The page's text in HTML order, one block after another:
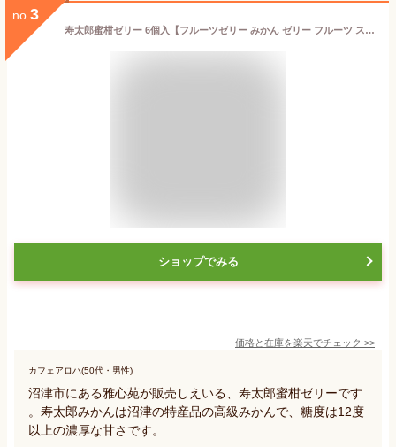
no. 3
寿太郎蜜柑ゼリー 6個入【フルーツゼリー みかん ゼリー フルーツ スイーツ】【ギフト プチギフト プレゼント 贈り物 お土産 土産 おみやげ 手土産 母の日 父の日 敬老の日 お中元 お歳暮】【雅心苑】
ショップでみる
価格と在庫を楽天でチェック >>
カフェアロハ(50代・男性)
沼津市にある雅心苑が販売しえいる、寿太郎蜜柑ゼリーです
。寿太郎みかんは沼津の特産品の高級みかんで、糖度は12度
以上の濃厚な甘さです。